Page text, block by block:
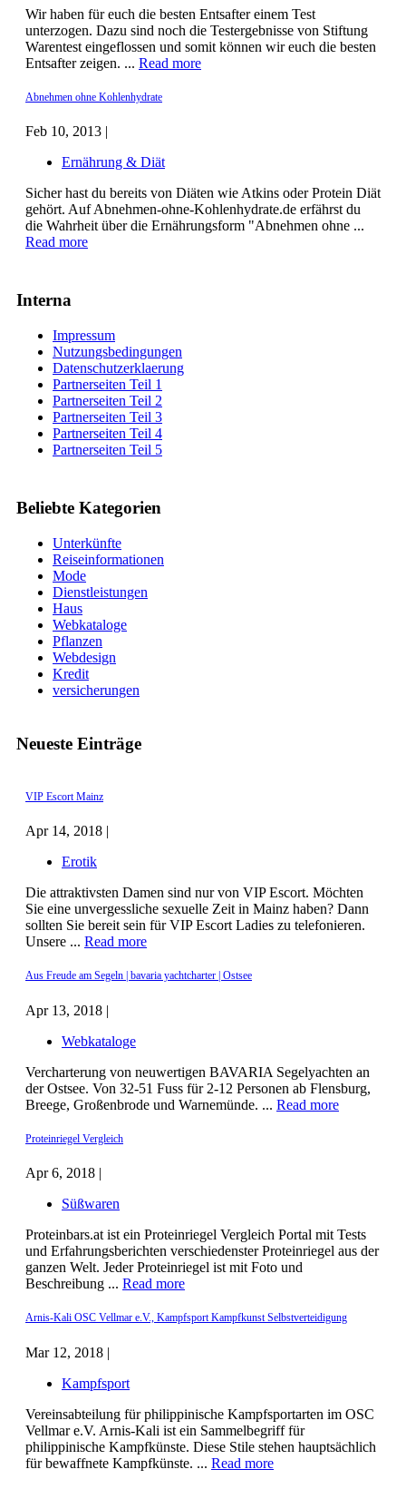
Beliebte Kategorien
Unterkünfte
Reiseinformationen
Mode
Dienstleistungen
Haus
Webkataloge
Pflanzen
Webdesign
Kredit
versicherungen
Neueste Einträge
VIP Escort Mainz
Apr 14, 2018 |
Erotik
Die attraktivsten Damen sind nur von VIP Escort. Möchten
Sie eine unvergessliche sexuelle Zeit in Mainz haben? Dann
sollten Sie bereit sein für VIP Escort Ladies zu telefonieren.
Unsere ... Read more
Aus Freude am Segeln | bavaria yachtcharter | Ostsee
Apr 13, 2018 |
Webkataloge
Vercharterung von neuwertigen BAVARIA Segelyachten an
der Ostsee. Von 32-51 Fuss für 2-12 Personen ab Flensburg,
Breege, Großenbrode und Warnemünde. ... Read more
Proteinriegel Vergleich
Apr 6, 2018 |
Süßwaren
Proteinbars.at ist ein Proteinriegel Vergleich Portal mit Tests
und Erfahrungsberichten verschiedenster Proteinriegel aus der
ganzen Welt. Jeder Proteinriegel ist mit Foto und
Beschreibung ... Read more
Arnis-Kali OSC Vellmar e.V., Kampfsport Kampfkunst Selbstverteidigung
Mar 12, 2018 |
Kampfsport
Vereinsabteilung für philippinische Kampfsportarten im OSC
Vellmar e.V. Arnis-Kali ist ein Sammelbegriff für
philippinische Kampfkünste. Diese Stile stehen hauptsächlich
für bewaffnete Kampfkünste. ... Read more
Wir haben für euch die besten Entsafter einem Test
unterzogen. Dazu sind noch die Testergebnisse von Stiftung
Warentest eingeflossen und somit können wir euch die besten
Entsafter zeigen. ... Read more
Abnehmen ohne Kohlenhydrate
Feb 10, 2013 |
Ernährung & Diät
Sicher hast du bereits von Diäten wie Atkins oder Protein Diät
gehört. Auf Abnehmen-ohne-Kohlenhydrate.de erfährst du
die Wahrheit über die Ernährungsform "Abnehmen ohne ...
Read more
Interna
Impressum
Nutzungsbedingungen
Datenschutzerklaerung
Partnerseiten Teil 1
Partnerseiten Teil 2
Partnerseiten Teil 3
Partnerseiten Teil 4
Partnerseiten Teil 5